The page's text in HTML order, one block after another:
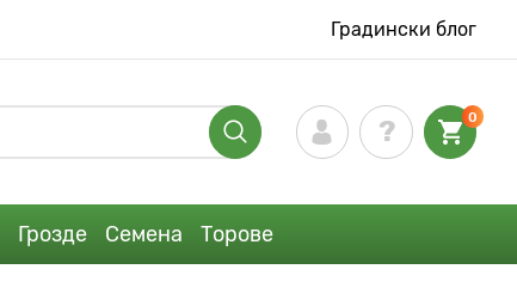
Градински блог
0
Грозде Семена Торове